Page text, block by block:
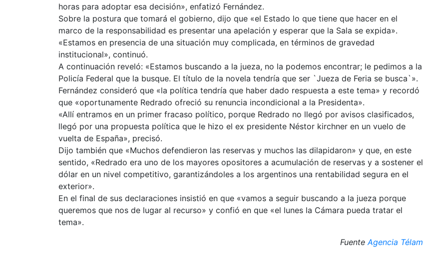
horas para adoptar esa decisión», enfatizó Fernández.
Sobre la postura que tomará el gobierno, dijo que «el Estado lo que tiene que hacer en el
marco de la responsabilidad es presentar una apelación y esperar que la Sala se expida».
«Estamos en presencia de una situación muy complicada, en términos de gravedad
institucional», continuó.
A continuación reveló: «Estamos buscando a la jueza, no la podemos encontrar; le pedimos a la
Policía Federal que la busque. El título de la novela tendría que ser `Jueza de Feria se busca`».
Fernández consideró que «la política tendría que haber dado respuesta a este tema» y recordó
que «oportunamente Redrado ofreció su renuncia incondicional a la Presidenta».
«Allí entramos en un primer fracaso político, porque Redrado no llegó por avisos clasificados,
llegó por una propuesta política que le hizo el ex presidente Néstor kirchner en un vuelo de
vuelta de España», precisó.
Dijo también que «Muchos defendieron las reservas y muchos las dilapidaron» y que, en este
sentido, «Redrado era uno de los mayores opositores a acumulación de reservas y a sostener el
dólar en un nivel competitivo, garantizándoles a los argentinos una rentabilidad segura en el
exterior».
En el final de sus declaraciones insistió en que «vamos a seguir buscando a la jueza porque
queremos que nos de lugar al recurso» y confió en que «el lunes la Cámara pueda tratar el
tema».
Fuente Agencia Télam